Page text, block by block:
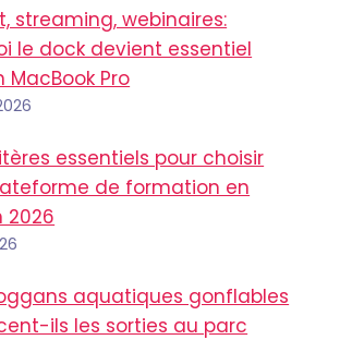
streaming, webinaires:
le dock devient essentiel
MacBook Pro
essentiels pour choisir
de formation en
2026
aquatiques gonflables
ils les sorties au parc